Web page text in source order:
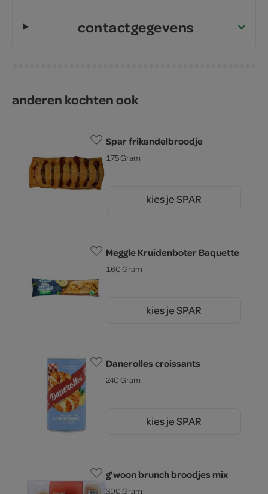
contactgegevens
anderen kochten ook
Spar frikandelbroodje
175 Gram
kies je SPAR
Meggle Kruidenboter Baquette
160 Gram
kies je SPAR
Danerolles croissants
240 Gram
kies je SPAR
g'woon brunch broodjes mix
300 Gram